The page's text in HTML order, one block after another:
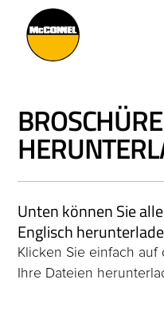
Unten können Sie
Englisch
Klicken Sie einfach
Ihre Dateien